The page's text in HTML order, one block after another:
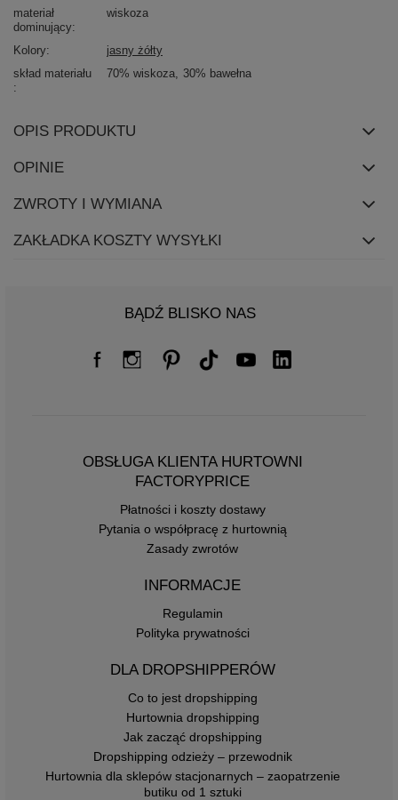
materiał
dominujący
wiskoza
Kolory
jasny żółty
skład materiału
70% wiskoza 30% bawełna
OPIS PRODUKTU
OPINIE
ZWROTY I WYMIANA
ZAKŁADKA KOSZTY WYSYŁKI
BĄDŹ BLISKO NAS
OBSŁUGA KLIENTA HURTOWNI
FACTORYPRICE
Płatności i koszty dostawy
Pytania o współpracę z hurtownią
Zasady zwrotów
INFORMACJE
Regulamin
Polityka prywatności
DLA DROPSHIPPERÓW
Co to jest dropshipping
Hurtownia dropshipping
Jak zacząć dropshipping
Dropshipping odzieży – przewodnik
Hurtownia dla sklepów stacjonarnych – zaopatrzenie
butiku od 1 sztuki